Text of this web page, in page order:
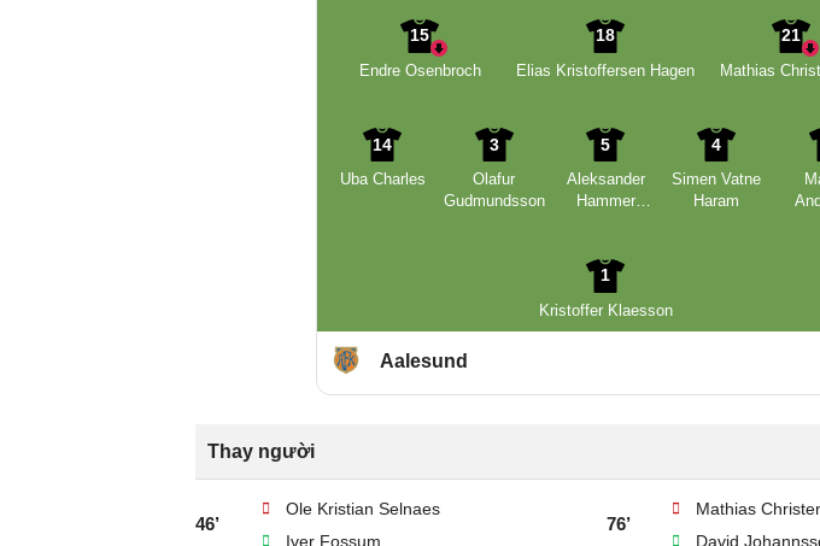
15
Endre Osenbroch
18
Elias Kristoffersen Hagen
21
Mathias
14
Uba Charles
3
Olafur
Gudmundsson
5
Aleksander
Hammer
4
Simen Vatne
Haram
1
Kristoffer Klaesson
Aalesund
Thay người
46’
Ole Kristian Selnaes
Iver Fossum
76’
Mathias
David